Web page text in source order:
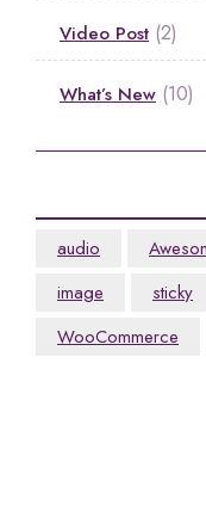
Video Post (2)
What’s New (10)
audio
image
sticky
WooCommerce